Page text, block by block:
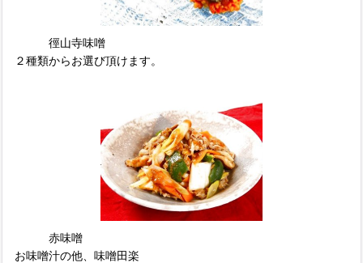
徑山寺味噌
２種類からお選び頂けます。
赤味噌
お味噌汁の他、味噌田楽